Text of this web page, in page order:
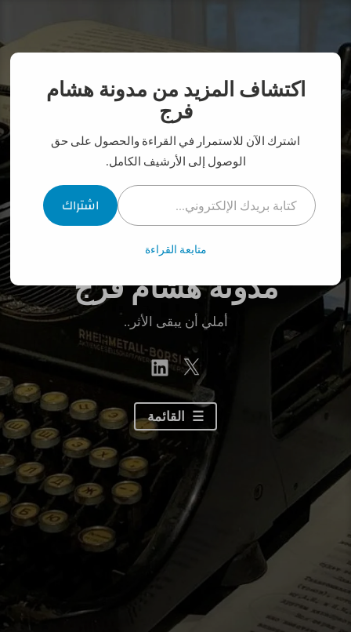
المحتوى
مدونة هشام فرج
أملي أن يبقى الأثر..
Twitter
linkedin
اكتشاف المزيد من مدونة هشام
فرج
اشترك الآن للاستمرار في القراءة والحصول على حق
الوصول إلى الأرشيف الكامل.
كتابة بريدك الإلكتروني...
اشتراك
متابعة القراءة